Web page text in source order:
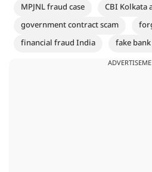
MPJNL fraud case
CBI Kolkata
government contract scam
financial fraud India
fake